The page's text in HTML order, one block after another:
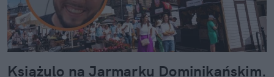
Książulo na Jarmarku Dominikańskim.